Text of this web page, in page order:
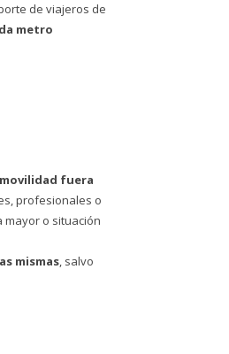
de viajeros de
metro
fuera
profesionales o
o situación
mismas, salvo